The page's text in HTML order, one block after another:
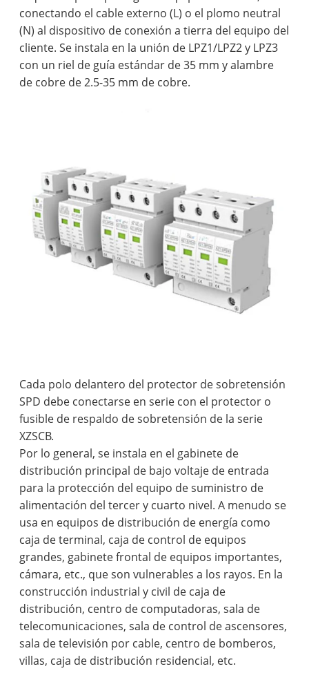
conectando el cable externo (L) o el plomo neutral
(N) al dispositivo de conexión a tierra del equipo del
cliente. Se instala en la unión de LPZ1/LPZ2 y LPZ3
con un riel de guía estándar de 35 mm y alambre
de cobre de 2.5-35 mm de cobre.
Cada polo delantero del protector de sobretensión
SPD debe conectarse en serie con el protector o
fusible de respaldo de sobretensión de la serie
XZSCB.
Por lo general, se instala en el gabinete de
distribución principal de bajo voltaje de entrada
para la protección del equipo de suministro de
alimentación del tercer y cuarto nivel. A menudo se
usa en equipos de distribución de energía como
caja de terminal, caja de control de equipos
grandes, gabinete frontal de equipos importantes,
cámara, etc., que son vulnerables a los rayos. En la
construcción industrial y civil de caja de
distribución, centro de computadoras, sala de
telecomunicaciones, sala de control de ascensores,
sala de televisión por cable, centro de bomberos,
villas, caja de distribución residencial, etc.